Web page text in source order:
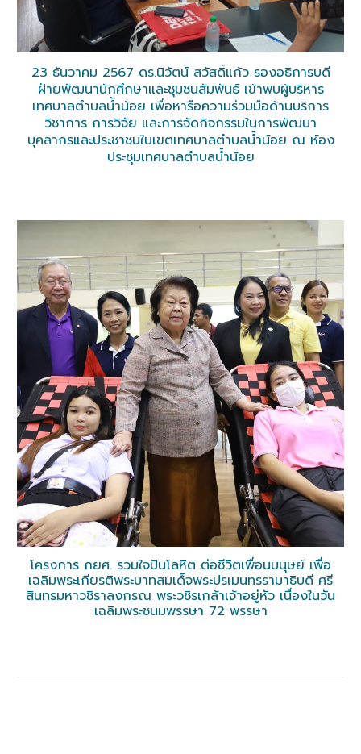
23 ธันวาคม 2567 ดร.นิวัตน์ สวัสดิ์แก้ว รองอธิการบดี
ฝ่ายพัฒนานักศึกษาและชุมชนสัมพันธ์ เข้าพบผู้บริหาร
เทศบาลตำบลน้ำน้อย เพื่อหารือความร่วมมือด้านบริการ
วิชาการ การวิจัย และการจัดกิจกรรมในการพัฒนา
บุคลากรและประชาชนในเขตเทศบาลตำบลน้ำน้อย ณ ห้อง
ประชุมเทศบาลตำบลน้ำน้อย
โครงการ กยศ. รวมใจปันโลหิต ต่อชีวิตเพื่อนมนุษย์ เพื่อ
เฉลิมพระเกียรติพระบาทสมเด็จพระปรเมนทรรามาธิบดี ศรี
สินทรมหาวชิราลงกรณ พระวชิรเกล้าเจ้าอยู่หัว เนื่องในวัน
เฉลิมพระชนมพรรษา 72 พรรษา